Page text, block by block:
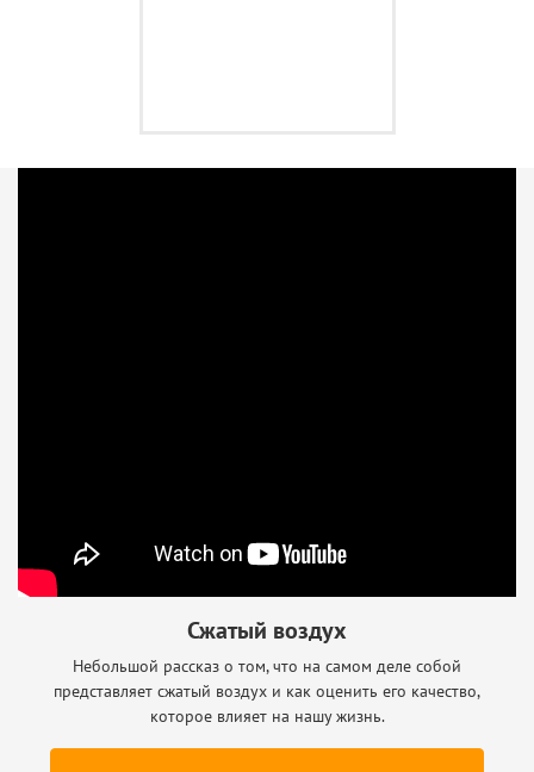
Сжатый воздух
Небольшой рассказ о том, что на самом деле собой
представляет сжатый воздух и как оценить его качество,
которое влияет на нашу жизнь.